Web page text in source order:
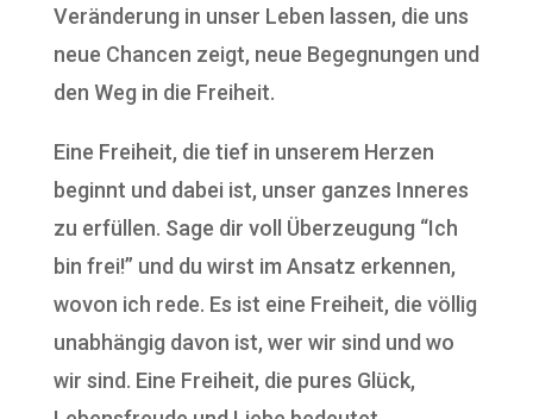
Veränderung in unser Leben lassen, die uns
neue Chancen zeigt, neue Begegnungen und
den Weg in die Freiheit.
Eine Freiheit, die tief in unserem Herzen
beginnt und dabei ist, unser ganzes Inneres
zu erfüllen. Sage dir voll Überzeugung “Ich
bin frei!” und du wirst im Ansatz erkennen,
wovon ich rede. Es ist eine Freiheit, die völlig
unabhängig davon ist, wer wir sind und wo
wir sind. Eine Freiheit, die pures Glück,